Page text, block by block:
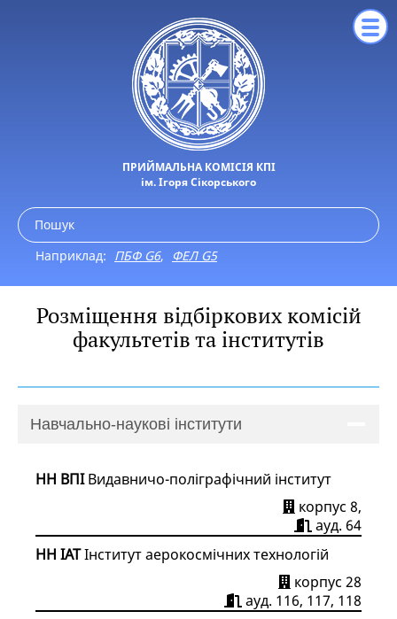
ПРИЙМАЛЬНА КОМІСІЯ КПІ
ім. Ігоря Сікорського
Наприклад: ПБФ G6, ФЕЛ G5
Розміщення відбіркових комісій
факультетів та інститутів
Навчально-наукові інститути
НН ВПІВидавничо-поліграфічний інститут
корпус 8,
ауд. 64
НН ІАТІнститут аерокосмічних технологій
корпус 28
ауд. 116, 117, 118